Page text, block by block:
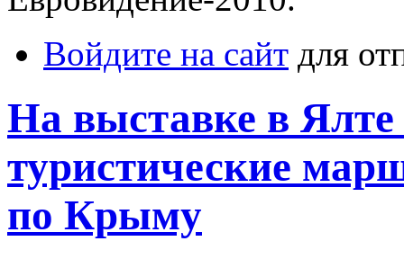
Войдите на сайт для
На выставке в
туристические
по Крыму